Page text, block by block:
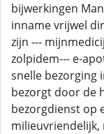
bijwerkingen
inname vrijwel
zijn ---
zolpidem--- e-
snelle bezorging
bezorgt door de
bezorgdienst op